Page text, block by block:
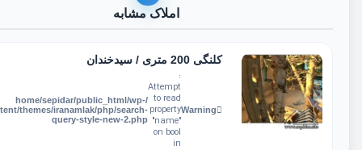
املاک مشابه
کلنگی 200 متری / سیدخندان
Warning
:
Attempt
to read
property
"name"
on bool
in
/home/sepidar/public_html/wp-
themes/iranamlak/php/search-
query-style-new-2.php